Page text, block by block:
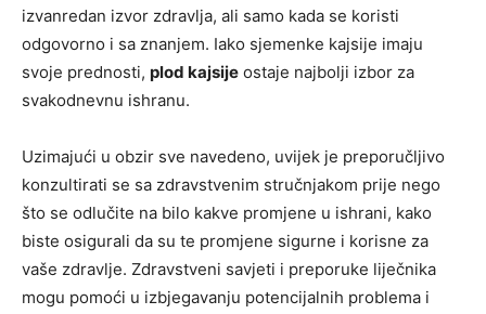
izvanredan izvor zdravlja, ali samo kada se koristi
odgovorno i sa znanjem. Iako sjemenke kajsije imaju
svoje prednosti, plod kajsije ostaje najbolji izbor za
svakodnevnu ishranu.
Uzimajući u obzir sve navedeno, uvijek je preporučljivo
konzultirati se sa zdravstvenim stručnjakom prije nego
što se odlučite na bilo kakve promjene u ishrani, kako
biste osigurali da su te promjene sigurne i korisne za
vaše zdravlje. Zdravstveni savjeti i preporuke liječnika
mogu pomoći u izbjegavanju potencijalnih problema i